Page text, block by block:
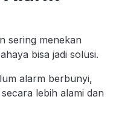
sering menekan
bisa jadi solusi.
alarm berbunyi,
lebih alami dan